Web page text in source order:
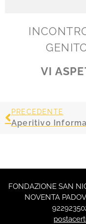
VI
PRECEDENTE
Aperitivo
FONDAZIONE SAN
NOVENTA